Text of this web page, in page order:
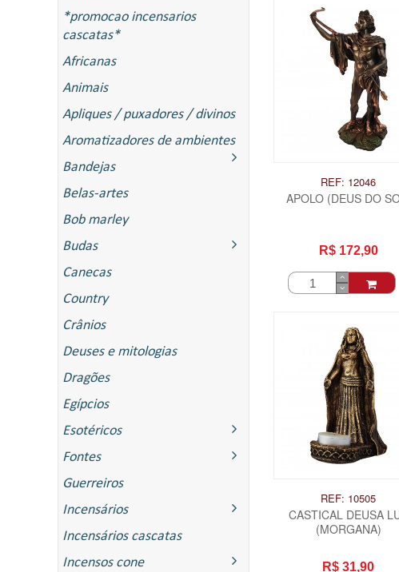
*promocao incensarios
cascatas*
Africanas
Animais
Apliques / puxadores / divinos
Aromatizadores de ambientes
Bandejas
Belas-artes
Bob marley
Budas
Canecas
Country
Crânios
Deuses e mitologias
Dragões
Egípcios
Esotéricos
Fontes
Guerreiros
Incensários
Incensários cascatas
Incensos cone
REF: 12046
APOLO (DEUS DO
R$ 172,90
REF: 10505
CASTICAL DEUSA
(MORGANA)
R$ 31,90